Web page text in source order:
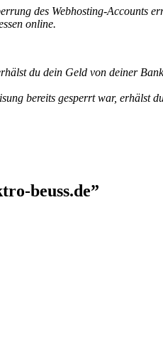
des Webhosting-Accounts
online.
du dein Geld von deiner
bereits gesperrt war, erhälst
beuss.de”